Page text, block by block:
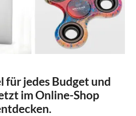
jedes Budget und
im Online-Shop